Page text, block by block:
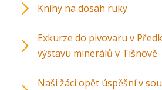
Knihy na dosah ruky
Exkurze do pivovaru v
výstavu minerálů v Tišnově
Naši žáci opět úspěšní v